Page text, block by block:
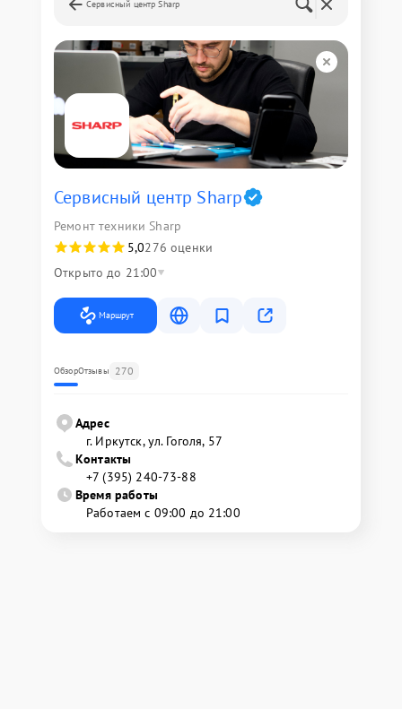
Сервисный центр Sharp
Сервисный центр Sharp
Ремонт техники Sharp
5,0276 оценки
Открыто до 21:00
Маршрут
ОбзорОтзывы 270
Адрес
г. Иркутск, ул. ​Гоголя, 57
Контакты
+7 (395) 240-73-88
Время работы
Работаем с 09:00 до 21:00